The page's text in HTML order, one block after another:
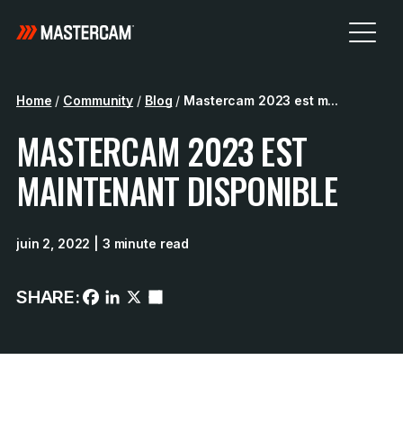
Home / Community / Blog / Mastercam 2023 est m...
MASTERCAM 2023 EST
MAINTENANT DISPONIBLE
juin 2, 2022 | 3 minute read
SHARE: